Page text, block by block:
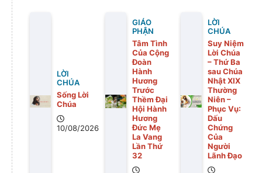
LỜI
CHÚA
Sống Lời
Chúa
10/08/2026
GIÁO
PHẬN
Tâm Tình
Của Cộng
Đoàn
Hành
Hương
Trước
Thềm Đại
Hội Hành
Hương
Đức Mẹ
La Vang
Lần Thứ
32
LỜI
CHÚA
Suy Niệm
Lời Chúa
– Thứ Ba
sau Chúa
Nhật XIX
Thường
Niên –
Phục Vụ:
Dấu
Chứng
Của
Người
Lãnh Đạo